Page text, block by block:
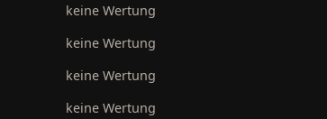
keine Wertung
keine Wertung
keine Wertung
keine Wertung